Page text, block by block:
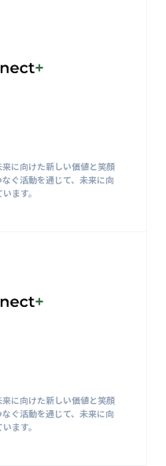
に向けた新しい価値と笑顔
ぐ活動を通じて、未来に向
ます。
に向けた新しい価値と笑顔
ぐ活動を通じて、未来に向
ます。